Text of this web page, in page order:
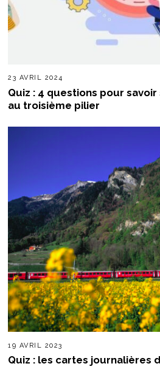
23 AVRIL 2024
Quiz : 4 questions pour savoir
au troisième pilier
19 AVRIL 2023
Quiz : les cartes journalières